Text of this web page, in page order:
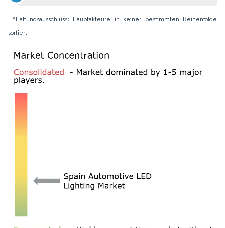
*Haftungsausschluss: Hauptakteure in keiner bestimmten Reihenfolge
sortiert